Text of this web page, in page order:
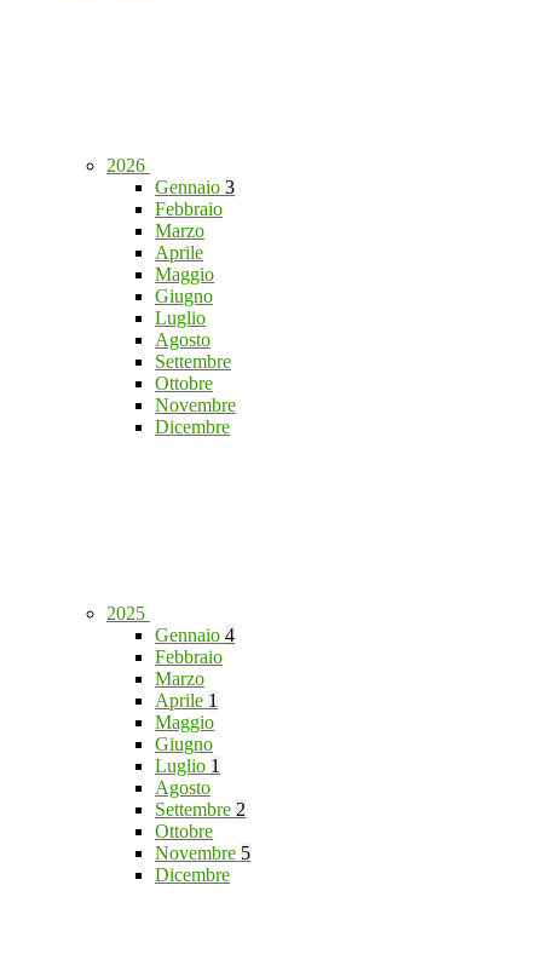
2026
Gennaio 3
Febbraio
Marzo
Aprile
Maggio
Giugno
Luglio
Agosto
Settembre
Ottobre
Novembre
Dicembre
2025
Gennaio 4
Febbraio
Marzo
Aprile 1
Maggio
Giugno
Luglio 1
Agosto
Settembre 2
Ottobre
Novembre 5
Dicembre